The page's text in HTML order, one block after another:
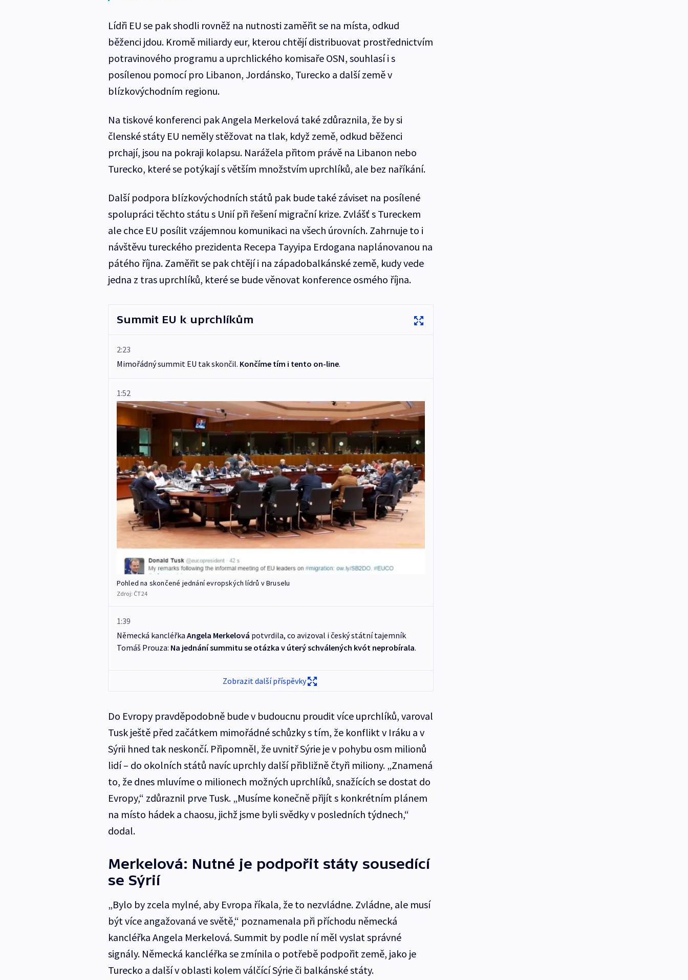
Lídři EU se pak shodli rovněž na nutnosti zaměřit se na místa, odkud
běženci jdou. Kromě miliardy eur, kterou chtějí distribuovat prostřednictvím
potravinového programu a uprchlického komisaře OSN, souhlasí i s
posílenou pomocí pro Libanon, Jordánsko, Turecko a další země v
blízkovýchodním regionu.
Na tiskové konferenci pak Angela Merkelová také zdůraznila, že by si
členské státy EU neměly stěžovat na tlak, když země, odkud běženci
prchají, jsou na pokraji kolapsu. Narážela přitom právě na Libanon nebo
Turecko, které se potýkají s větším množstvím uprchlíků, ale bez naříkání.
Další podpora blízkovýchodních států pak bude také záviset na posílené
spolupráci těchto státu s Unií při řešení migrační krize. Zvlášť s Tureckem
ale chce EU posílit vzájemnou komunikaci na všech úrovních. Zahrnuje to i
návštěvu tureckého prezidenta Recepa Tayyipa Erdogana naplánovanou na
pátého října. Zaměřit se pak chtějí i na západobalkánské země, kudy vede
jedna z tras uprchlíků, které se bude věnovat konference osmého října.
Summit EU k uprchlíkům
2:23
Mimořádný summit EU tak skončil. Končíme tím i tento on-line.
1:52
Pohled na skončené jednání evropských lídrů v Bruselu
Zdroj: ČT24
1:39
Německá kancléřka Angela Merkelová potvrdila, co avizoval i český státní tajemník
Tomáš Prouza: Na jednání summitu se otázka v úterý schválených kvót neprobírala.
Zobrazit další příspěvky
Do Evropy pravděpodobně bude v budoucnu proudit více uprchlíků, varoval
Tusk ještě před začátkem mimořádné schůzky s tím, že konflikt v Iráku a v
Sýrii hned tak neskončí. Připomněl, že uvnitř Sýrie je v pohybu osm milionů
lidí – do okolních států navíc uprchly další přibližně čtyři miliony. „Znamená
to, že dnes mluvíme o milionech možných uprchlíků, snažících se dostat do
Evropy,“ zdůraznil prve Tusk. „Musíme konečně přijít s konkrétním plánem
na místo hádek a chaosu, jichž jsme byli svědky v posledních týdnech,“
dodal.
Merkelová: Nutné je podpořit státy sousedící
se Sýrií
„Bylo by zcela mylné, aby Evropa říkala, že to nezvládne. Zvládne, ale musí
být více angažovaná ve světě,“ poznamenala při příchodu německá
kancléřka Angela Merkelová. Summit by podle ní měl vyslat správné
signály. Německá kancléřka se zmínila o potřebě podpořit země, jako je
Turecko a další v oblasti kolem válčící Sýrie či balkánské státy.